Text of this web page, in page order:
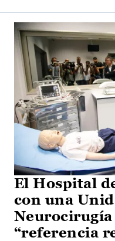
El Hospital
con una
Neurocirugía
“referencia